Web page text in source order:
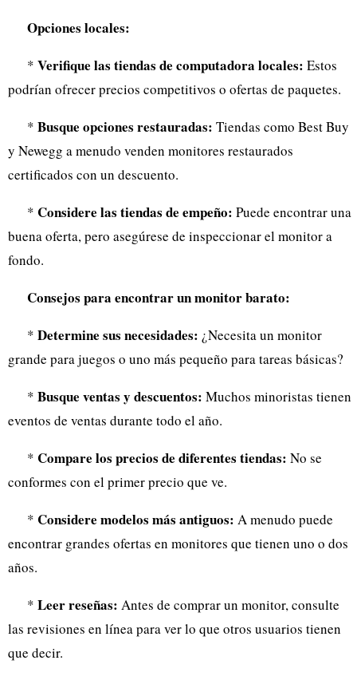
Opciones locales:
* Verifique las tiendas de computadora locales: Estos
podrían ofrecer precios competitivos o ofertas de paquetes.
* Busque opciones restauradas: Tiendas como Best Buy
y Newegg a menudo venden monitores restaurados
certificados con un descuento.
* Considere las tiendas de empeño: Puede encontrar una
buena oferta, pero asegúrese de inspeccionar el monitor a
fondo.
Consejos para encontrar un monitor barato:
* Determine sus necesidades: ¿Necesita un monitor
grande para juegos o uno más pequeño para tareas básicas?
* Busque ventas y descuentos: Muchos minoristas tienen
eventos de ventas durante todo el año.
* Compare los precios de diferentes tiendas: No se
conformes con el primer precio que ve.
* Considere modelos más antiguos: A menudo puede
encontrar grandes ofertas en monitores que tienen uno o dos
años.
* Leer reseñas: Antes de comprar un monitor, consulte
las revisiones en línea para ver lo que otros usuarios tienen
que decir.